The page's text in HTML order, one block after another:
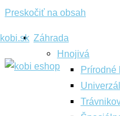
Preskočiť na obsah
kobi.sk Záhrada
Hnojivá
Prírodné